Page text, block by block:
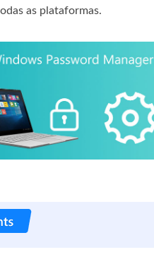
as plataformas.